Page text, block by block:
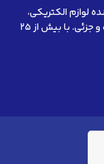
لوازم الکتریکی،
روشنایی و ملزومات برق ساختمان به صورت عمده و جزئی. با بیش از ۲۵